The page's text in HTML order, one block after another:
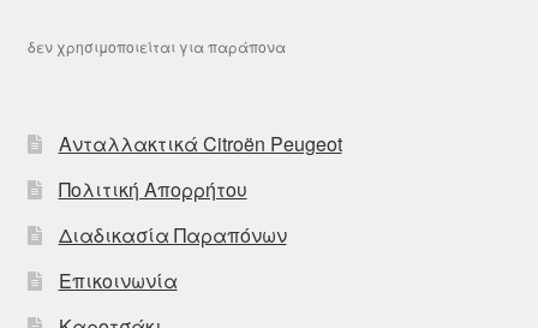
δεν χρησιμοποιείται για παράπονα
Ανταλλακτικά Citroën Peugeot
Πολιτική Απορρήτου
Διαδικασία Παραπόνων
Επικοινωνία